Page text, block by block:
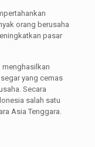
orang berusaha
pasar
menghasilkan
yang cemas
Secara
salah satu
Asia Tenggara.